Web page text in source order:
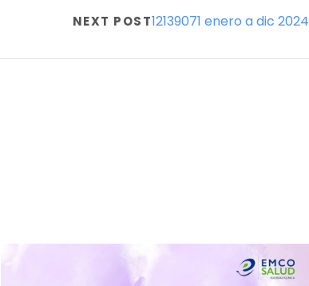
NEXT POST12139071 enero a dic 2024